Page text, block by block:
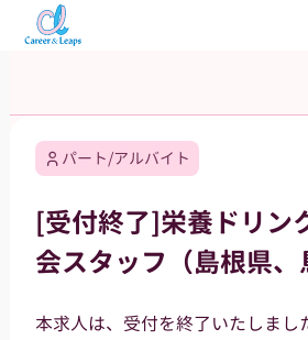
ス
パート/アルバイト
[受付終了]栄養ドリン
会スタッフ（島根県、
本求人は、受付を終了いたしまし